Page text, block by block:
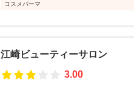
コスメパーマ
江崎ビューティーサロン
3.00